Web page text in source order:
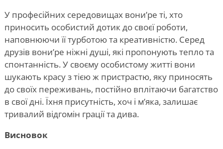
У професійних середовищах вони’ре ті, хто
приносить особистий дотик до своєї роботи,
наповнюючи її турботою та креативністю. Серед
друзів вони’ре ніжні душі, які пропонують тепло та
спонтанність. У своєму особистому житті вони
шукають красу з тією ж пристрастю, яку приносять
до своїх переживань, постійно вплітаючи багатство
в свої дні. Їхня присутність, хоч і м’яка, залишає
тривалий відгомін грації та дива.
Висновок